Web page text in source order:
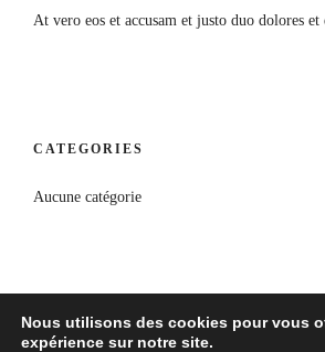
At vero eos et accusam et justo duo dolores et
CATEGORIES
Aucune catégorie
Nous utilisons des cookies pour vous
expérience sur notre site.